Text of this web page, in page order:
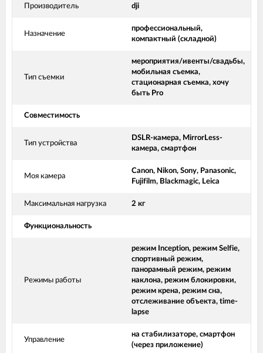
Производитель dji
Назначение
профессиональный,
компактный (складной)
Тип съемки
мероприятия/ивенты/свадьбы,
мобильная съемка,
стационарная съемка, хочу
быть Pro
Совместимость
Тип устройства
DSLR-камера, MirrorLess-
камера, смартфон
Моя камера
Canon, Nikon, Sony, Panasonic,
Fujifilm, Blackmagic, Leica
Максимальная нагрузка 2 кг
Функциональность
Режимы работы
режим Inception, режим Selfie,
спортивный режим,
панорамный режим, режим
наклона, режим блокировки,
режим крена, режим сна,
отслеживание объекта, time-
lapse
Управление
на стабилизаторе, смартфон
(через приложение)